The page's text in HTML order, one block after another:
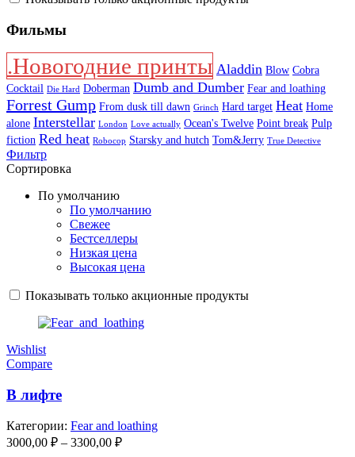
Фильмы
.Новогодние принты Aladdin Blow Cobra
Cocktail Die Hard Doberman Dumb and Dumber Fear and loathing
Forrest Gump From dusk till dawn Grinch Hard target Heat Home
alone Interstellar London Love actually Ocean's Twelve Point break Pulp
fiction Red heat Robocop Starsky and hutch Tom&Jerry True Detective
Фильтр
Сортировка
По умолчанию
По умолчанию
Свежее
Бестселлеры
Низкая цена
Высокая цена
Показывать только акционные продукты
Wishlist
Compare
В лифте
Категории: Fear and loathing
3000,00 ₽ – 3300,00 ₽Диапазон